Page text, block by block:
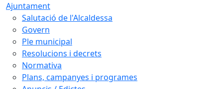
Ajuntament
Salutació de l'Alcaldessa
Govern
Ple municipal
Resolucions i decrets
Normativa
Plans, campanyes i programes